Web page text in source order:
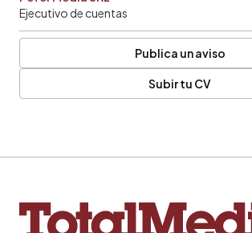
Ejecutivo de cuentas
Publica un aviso
Subir tu CV